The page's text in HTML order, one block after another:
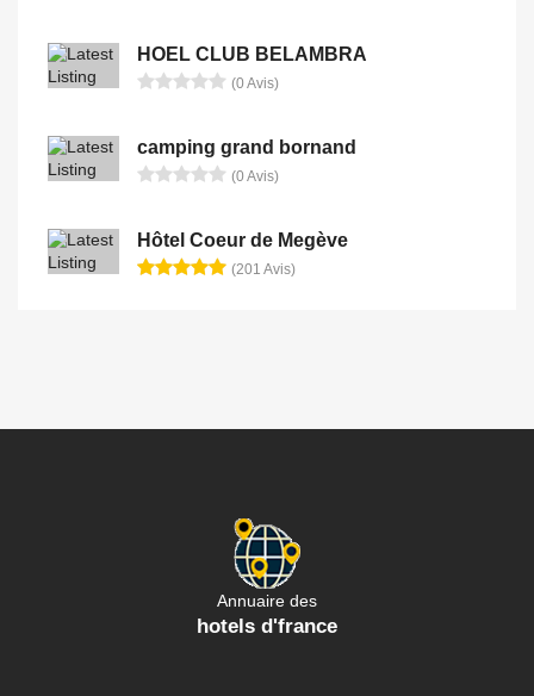
HOEL CLUB BELAMBRA
(0 Avis)
camping grand bornand
(0 Avis)
Hôtel Coeur de Megève
(201 Avis)
Annuaire des
hotels d'france